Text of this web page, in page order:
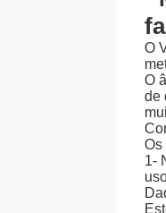
O
O
de
Os
1-